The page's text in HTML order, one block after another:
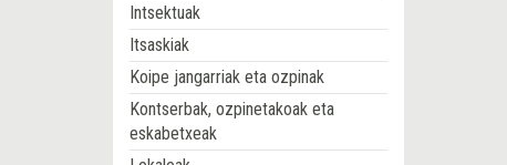
Intsektuak
Itsaskiak
Koipe jangarriak eta ozpinak
Kontserbak, ozpinetakoak eta
eskabetxeak